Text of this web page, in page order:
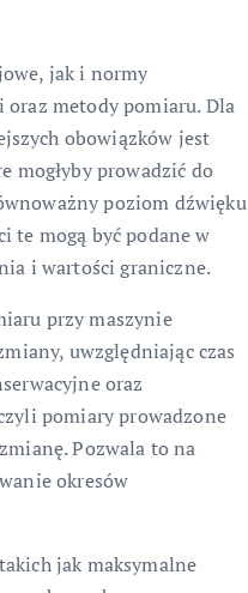
jak i normy
metody pomiaru. Dla
obowiązków jest
mogłyby prowadzić do
poziom dźwięku
te mogą być podane w
i wartości graniczne.
przy maszynie
uwzględniając czas
oraz
pomiary prowadzone
Pozwala to na
okresów
jak maksymalne